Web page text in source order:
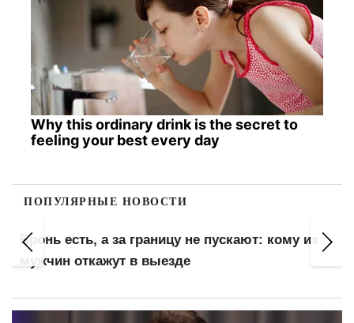
Why this ordinary drink is the secret to
feeling your best every day
ПОПУЛЯРНЫЕ НОВОСТИ
Бронь есть, а за границу не пускают: кому из
мужчин откажут в выезде